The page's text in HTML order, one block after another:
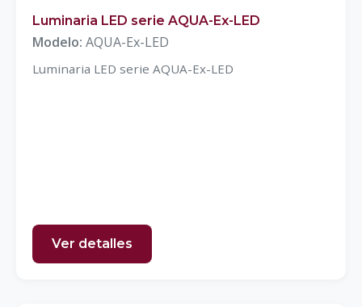
Luminaria LED serie AQUA-Ex-LED
Modelo: AQUA-Ex-LED
Luminaria LED serie AQUA-Ex-LED
Ver detalles